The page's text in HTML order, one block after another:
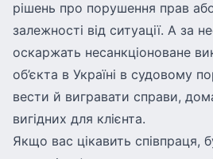
рішень про порушення прав
залежності від ситуації. А за
оскаржать несанкціоноване
об’єкта в Україні в судовому
вести й вигравати справи,
вигідних для клієнта.
Якщо вас цікавить співпраця,